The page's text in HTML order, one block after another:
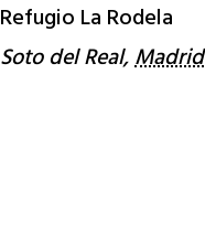
Refugio La Rodela
Soto del Real,Madrid